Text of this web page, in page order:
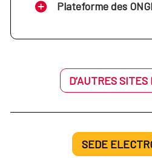
Plateforme des
D’AUTRES SITES
SEDE